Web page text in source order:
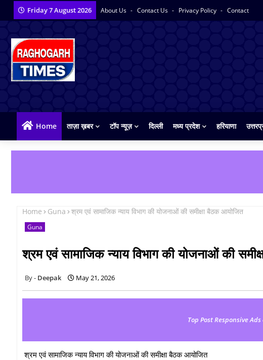
Friday 7 August 2026 About Us Contact Us Privacy Policy Contact
Home ताज़ा ख़बर टॉप न्यूज़ दिल्ली मध्य प्रदेश हरियाणा
Home Guna श्रम एवं सामाजिक न्याय विभाग की योजनाओं की समीक्षा बैठक आयोजित
Guna
श्रम एवं सामाजिक न्याय विभाग की योजनाओं की
Deepak May 21, 2026
Top Post Responsive
श्रम एवं सामाजिक न्याय विभाग की योजनाओं की समीक्षा बैठक आयोजित